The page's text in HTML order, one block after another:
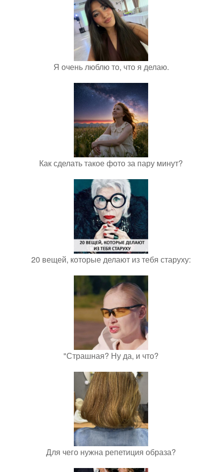
Я очень люблю то, что я делаю.
Как сделать такое фото за пару минут?
20 вещей, которые делают из тебя старуху:
"Страшная? Ну да, и что?
Для чего нужна репетиция образа?